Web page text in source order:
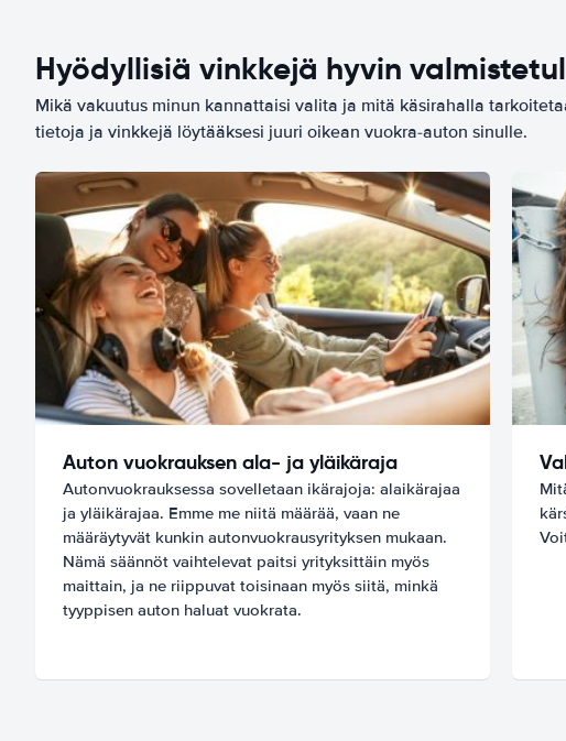
Hyödyllisiä vinkkejä hyvin
Mikä vakuutus minun kannattaisi valita ja mitä käsirahalla
tietoja ja vinkkejä löytääksesi juuri oikean vuokra-auton sinulle.
Auton vuokrauksen ala- ja yläikäraja
Autonvuokrauksessa sovelletaan ikärajoja: alaikärajaa
ja yläikärajaa. Emme me niitä määrää, vaan ne
määräytyvät kunkin autonvuokrausyrityksen mukaan.
Nämä säännöt vaihtelevat paitsi yrityksittäin myös
maittain, ja ne riippuvat toisinaan myös siitä, minkä
tyyppisen auton haluat vuokrata.